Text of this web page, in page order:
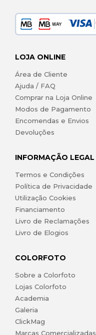
LOJA ONLINE
Área de Cliente
Ajuda / FAQ
Comprar na Loja Online
Modos de Pagamento
Encomendas e Envios
Devoluções
INFORMAÇÃO LEGAL
Termos e Condições
Política de Privacidade
Utilização Cookies
Financiamento
Livro de Reclamações
Livro de Elogios
COLORFOTO
Sobre a Colorfoto
Lojas Colorfoto
Academia
Galeria
ClickMag
Marcas Comercializadas